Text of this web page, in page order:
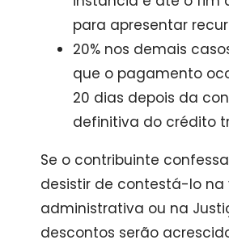
para apresentar
20% nos demais
que o pagamento
20 dias depois da
definitiva do crédito
Se o contribuinte
desistir de contestá-lo na
administrativa ou na
descontos serão